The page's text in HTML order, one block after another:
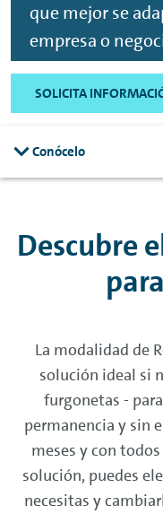
que mejor se
empresa o
SOLICITA
Conócelo
Descubre
La modalidad de
solución ideal si
furgonetas -
permanencia y sin
meses y con
solución, puedes
necesitas y